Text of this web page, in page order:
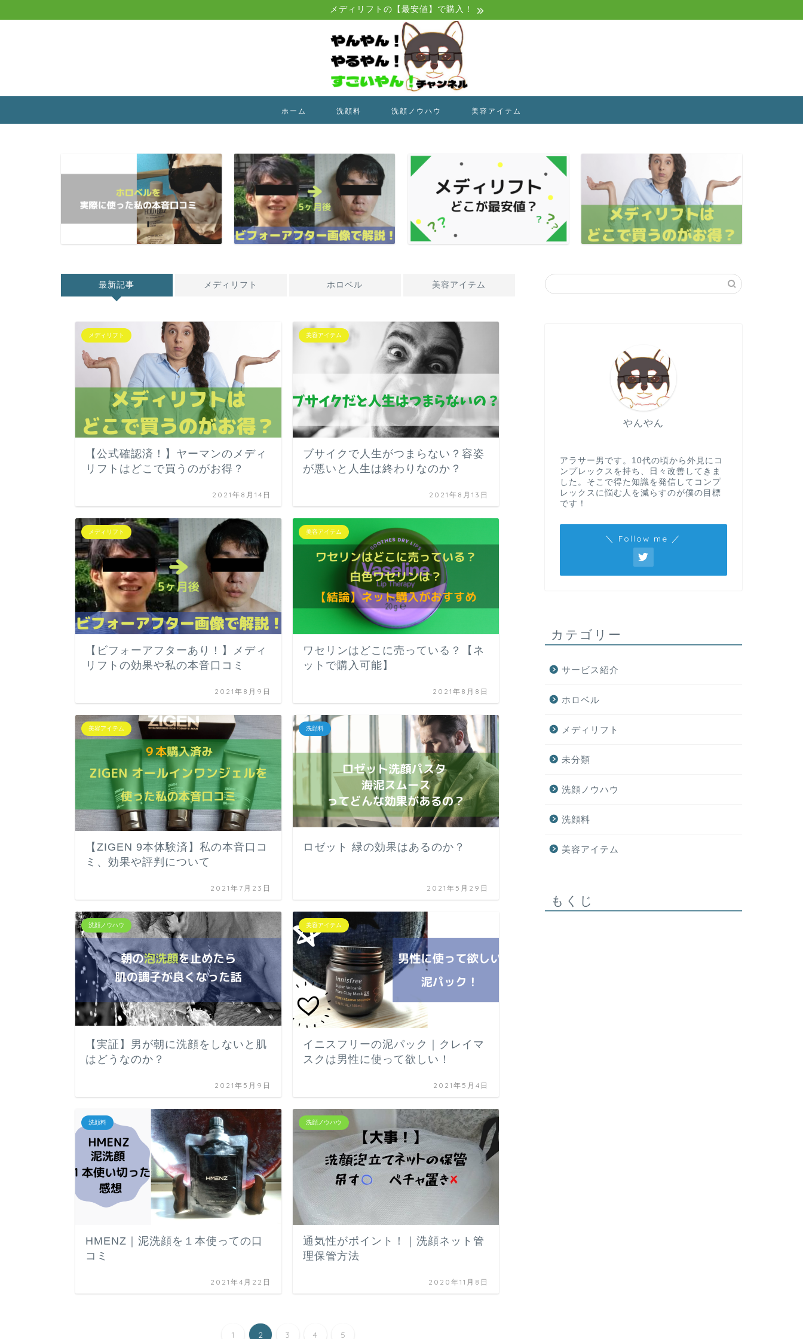
メディリフトの【最安値】で購入！
ホーム 洗顔料 洗顔ノウハウ 美容アイテム
最新記事 メディリフト ホロベル 美容アイテム
メディリフト
【公式確認済！】ヤーマンのメディ
リフトはどこで買うのがお得？
2021年8月14日
美容アイテム
ブサイクで人生がつまらない？容姿
が悪いと人生は終わりなのか？
2021年8月13日
メディリフト
【ビフォーアフターあり！】メディ
リフトの効果や私の本音口コミ
2021年8月9日
美容アイテム
ワセリンはどこに売っている？【ネ
ットで購入可能】
2021年8月8日
美容アイテム
【ZIGEN 9本体験済】私の本音口コ
ミ、効果や評判について
2021年7月23日
洗顔料
ロゼット 緑の効果はあるのか？
2021年5月29日
洗顔ノウハウ
【実証】男が朝に洗顔をしないと肌
はどうなのか？
2021年5月9日
美容アイテム
イニスフリーの泥パック｜クレイマ
スクは男性に使って欲しい！
2021年5月4日
洗顔料
HMENZ｜泥洗顔を１本使っての口
コミ
2021年4月22日
洗顔ノウハウ
通気性がポイント！｜洗顔ネット管
理保管方法
2020年11月8日
1 2 3 4 5
メディリフトのゴムが切れた！｜保
証期間は？交換は出来る？
【1年使用】メディリフトをやりす
やんやん
アラサー男です。10代の頃から外見にコ
ンプレックスを持ち、日々改善してきま
した。そこで得た知識を発信してコンプ
レックスに悩む人を減らすのが僕の目標
です！
＼ Follow me ／
カテゴリー
サービス紹介
ホロベル
メディリフト
未分類
洗顔ノウハウ
洗顔料
美容アイテム
もくじ